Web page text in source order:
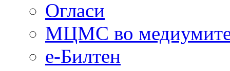
Огласи
МЦМС во
е-Билтен